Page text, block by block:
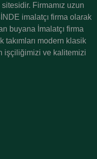
Firmamız uzun
imalatçı firma olarak
buyana İmalatçı firma
modern klasik
işçiliğimizi ve kalitemizi